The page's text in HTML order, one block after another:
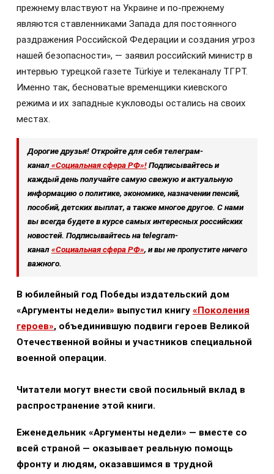
прежнему властвуют на Украине и по-прежнему
являются ставленниками Запада для постоянного
раздражения Российской Федерации и создания угроз
нашей безопасности», — заявил российский министр в
интервью турецкой газете Türkiye и телеканалу ТГРТ.
Именно так, бесноватые временщики киевского
режима и их западные кукловоды остались на своих
местах.
Дорогие друзья! Откройте для себя телеграм-
канал«Социальная сфера РФ»!Подписывайтесь и
каждый день получайте самую свежую и актуальную
информацию о политике, экономике, назначении пенсий,
пособий, детских выплат, а также многое другое. С нами
вы всегда будете в курсе самых интересных российских
новостей. Подписывайтесь на telegram-
канал«Социальная сфера РФ», и вы не пропустите ничего
важного.
В юбилейный год Победы издательский дом
«Аргументы недели» выпустил книгу «Поколения
героев», объединившую подвиги героев Великой
Отечественной войны и участников специальной
военной операции.
Читатели могут внести свой посильный вклад в
распространение этой книги.
Еженедельник «Аргументы недели» — вместе со
всей страной — оказывает реальную помощь
фронту и людям, оказавшимся в трудной